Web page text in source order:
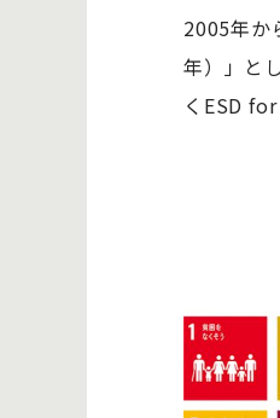
2005年か
年）」と
くESD